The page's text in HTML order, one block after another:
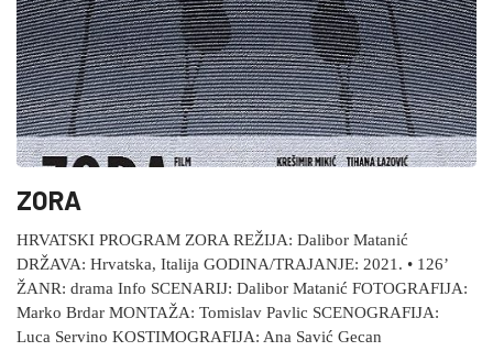
ZORA
HRVATSKI PROGRAM ZORA REŽIJA: Dalibor Matanić
DRŽAVA: Hrvatska, Italija GODINA/TRAJANJE: 2021. • 126’
ŽANR: drama Info SCENARIJ: Dalibor Matanić FOTOGRAFIJA:
Marko Brdar MONTAŽA: Tomislav Pavlic SCENOGRAFIJA:
Luca Servino KOSTIMOGRAFIJA: Ana Savić Gecan